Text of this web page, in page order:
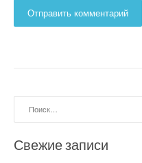
Свежие записи